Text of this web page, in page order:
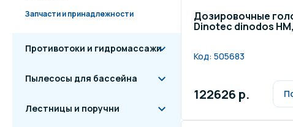
Запчасти и принадлежности
Противотоки и гидромассажи
Пылесосы для бассейна
Лестницы и поручни
Дозировочные
Dinotec dinodos
Код: 505683
122626 р.